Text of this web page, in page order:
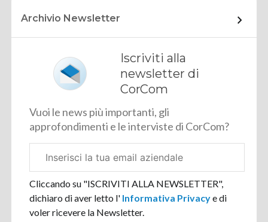
Archivio Newsletter
Iscriviti alla
newsletter di
CorCom
Vuoi le news più importanti, gli
approfondimenti e le interviste di CorCom?
aziendale
Cliccando su "ISCRIVITI ALLA NEWSLETTER",
dichiaro di aver letto l' Informativa Privacye di
voler ricevere la Newsletter.